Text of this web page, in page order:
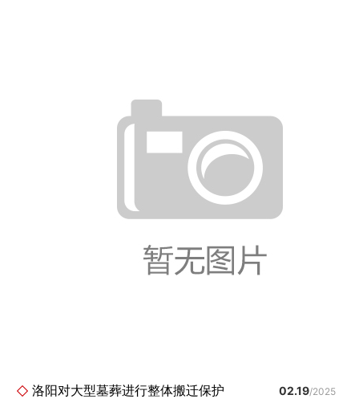
洛阳对大型墓葬进行整体搬迁保护 02.19/2025